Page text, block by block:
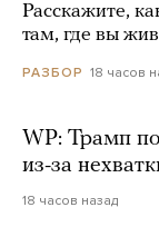
Расскажите,
там, где вы
РАЗБОР 18 часов
WP: Трамп
из-за
18 часов назад